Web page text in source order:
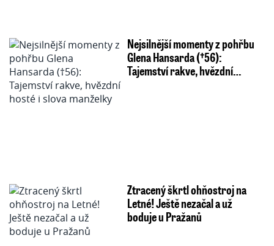
Nejsilnější momenty z pohřbu
Glena Hansarda (†56):
Tajemství rakve, hvězdní…
Ztracený škrtl ohňostroj na
Letné! Ještě nezačal a už
boduje u Pražanů